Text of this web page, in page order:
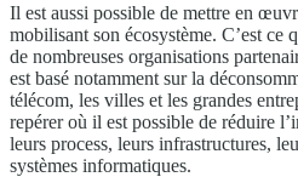
Il est aussi possible de mettre en
mobilisant son écosystème. C’est ce
de nombreuses organisations
est basé notamment sur la
télécom, les villes et les grandes
repérer où il est possible de réduire
leurs process, leurs infrastructures,
systèmes informatiques.